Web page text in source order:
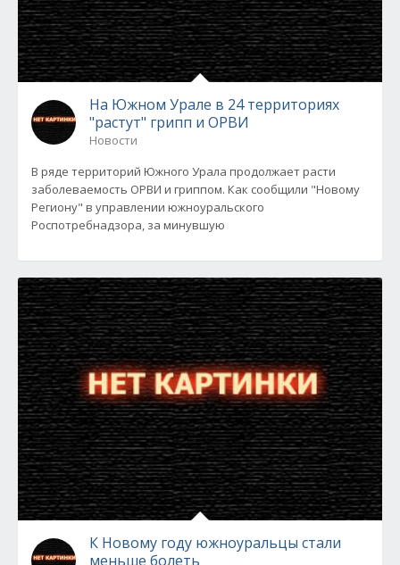
На Южном Урале в 24 территориях
"растут" грипп и ОРВИ
Новости
В ряде территорий Южного Урала продолжает расти
заболеваемость ОРВИ и гриппом. Как сообщили "Новому
Региону" в управлении южноуральского
Роспотребнадзора, за минувшую
К Новому году южноуральцы стали
меньше болеть